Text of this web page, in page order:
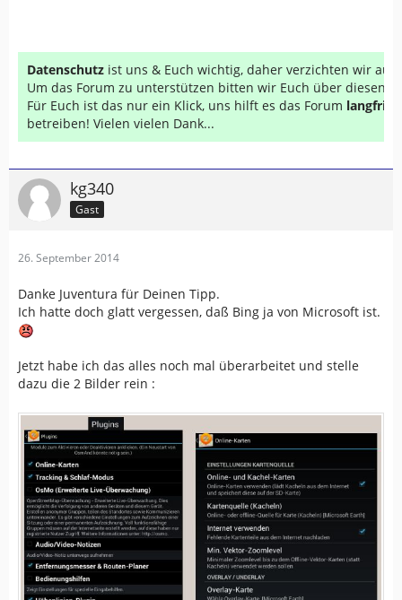
Datenschutz ist uns & Euch wichtig, daher verzichten wir auf
Um das Forum zu unterstützen bitten wir Euch über diesen
Für Euch ist das nur ein Klick, uns hilft es das Forum
betreiben! Vielen vielen Dank...
kg340
Gast
26. September 2014
Danke Juventura für Deinen Tipp.
Ich hatte doch glatt vergessen, daß Bing ja von Microsoft ist.
Jetzt habe ich das alles noch mal überarbeitet und stelle
dazu die 2 Bilder rein :